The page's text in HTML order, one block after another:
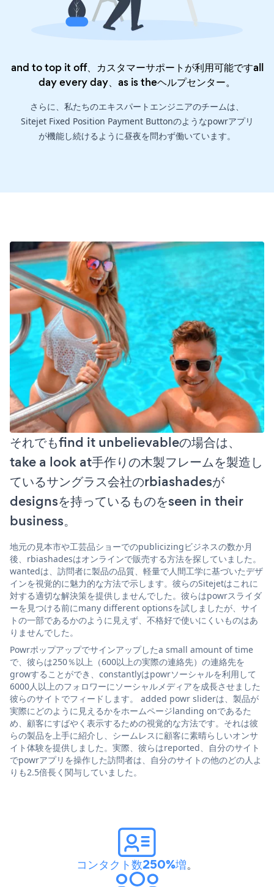
and to top it off、カスタマーサポートが利用可能ですall
day every day、as is theヘルプセンター。
さらに、私たちのエキスパートエンジニアのチームは、
Sitejet Fixed Position Payment Buttonのようなpowrアプリ
が機能し続けるように昼夜を問わず働いています。
それでもfind it unbelievableの場合は、
take a look at手作りの木製フレームを製造し
ているサングラス会社のrbiashadesが
designsを持っているものをseen in their
business。
地元の見本市や工芸品ショーでのpublicizingビジネスの数か月
後、rbiashadesはオンラインで販売する方法を探していました。
wantedは、訪問者に製品の品質、軽量で人間工学に基づいたデザ
インを視覚的に魅力的な方法で示します。彼らのSitejetはこれに
対する適切な解決策を提供しませんでした。彼らはpowrスライダ
ーを見つける前にmany different optionsを試しましたが、サイ
トの一部であるかのように見えず、不格好で使いにくいものはあ
りませんでした。
Powrポップアップでサインアップしたa small amount of time
で、彼らは250％以上（600以上の実際の連絡先）の連絡先を
growすることができ、constantlyはpowrソーシャルを利用して
6000人以上のフォロワーにソーシャルメディアを成長させました
彼らのサイトでフィードします。 added powr sliderは、製品が
実際にどのように見えるかをホームページlanding onであるた
め、顧客にすばやく表示するための視覚的な方法です。それは彼
らの製品を上手に紹介し、シームレスに顧客に素晴らしいオンサ
イト体験を提供しました。実際、彼らはreported、自分のサイト
でpowrアプリを操作した訪問者は、自分のサイトの他のどの人よ
りも2.5倍長く関与していました。
コンタクト数250%増。